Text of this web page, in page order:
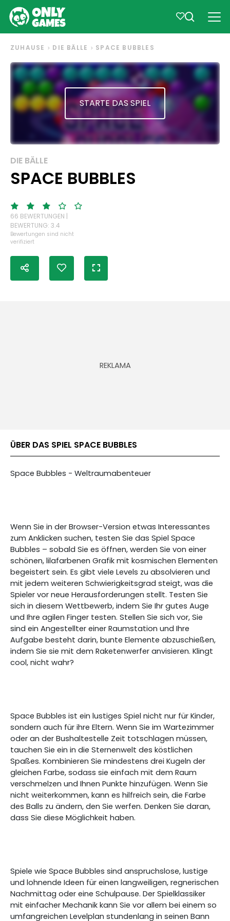
ZUHAUSE DIE BÄLLE SPACE BUBBLES
STARTE DAS SPIEL
DIE BÄLLE
SPACE BUBBLES
66 BEWERTUNGEN |
BEWERTUNG: 3.4
Bewertungen sind nicht
verifiziert
ÜBER DAS SPIEL SPACE BUBBLES
Space Bubbles - Weltraumabenteuer
Wenn Sie in der Browser-Version etwas Interessantes
zum Anklicken suchen, testen Sie das Spiel Space
Bubbles – sobald Sie es öffnen, werden Sie von einer
schönen, lilafarbenen Grafik mit kosmischen Elementen
begeistert sein. Es gibt viele Levels zu absolvieren und
mit jedem weiteren Schwierigkeitsgrad steigt, was die
Spieler vor neue Herausforderungen stellt. Testen Sie
sich in diesem Wettbewerb, indem Sie Ihr gutes Auge
und Ihre agilen Finger testen. Stellen Sie sich vor, Sie
sind ein Angestellter einer Raumstation und Ihre
Aufgabe besteht darin, bunte Elemente abzuschießen,
indem Sie sie mit dem Raketenwerfer anvisieren. Klingt
cool, nicht wahr?
Space Bubbles ist ein lustiges Spiel nicht nur für Kinder,
sondern auch für ihre Eltern. Wenn Sie im Wartezimmer
oder an der Bushaltestelle Zeit totschlagen müssen,
tauchen Sie ein in die Sternenwelt des köstlichen
Spaßes. Kombinieren Sie mindestens drei Kugeln der
gleichen Farbe, sodass sie einfach mit dem Raum
verschmelzen und Ihnen Punkte hinzufügen. Wenn Sie
nicht weiterkommen, kann es hilfreich sein, die Farbe
des Balls zu ändern, den Sie werfen. Denken Sie daran,
dass Sie diese Möglichkeit haben.
Spiele wie Space Bubbles sind anspruchslose, lustige
und lohnende Ideen für einen langweiligen, regnerischen
Nachmittag oder eine Schulpause. Der Spielklassiker
mit einfacher Mechanik kann Sie vor allem bei einem so
umfangreichen Levelplan stundenlang in seinen Bann